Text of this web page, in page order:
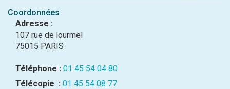
Coordonnées
Adresse :
107 rue de lourmel
75015 PARIS
Téléphone : 01 45 54 04 80
Télécopie : 01 45 54 08 77